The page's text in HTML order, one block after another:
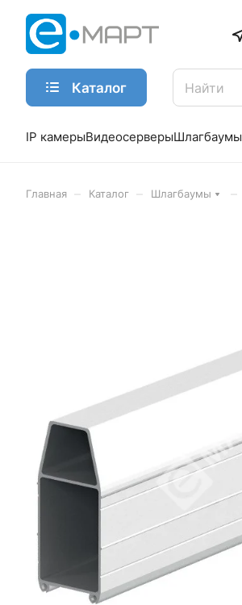
Каталог
IP камерыВидеосерверыШлагбаумы
Главная Каталог Шлагбаумы